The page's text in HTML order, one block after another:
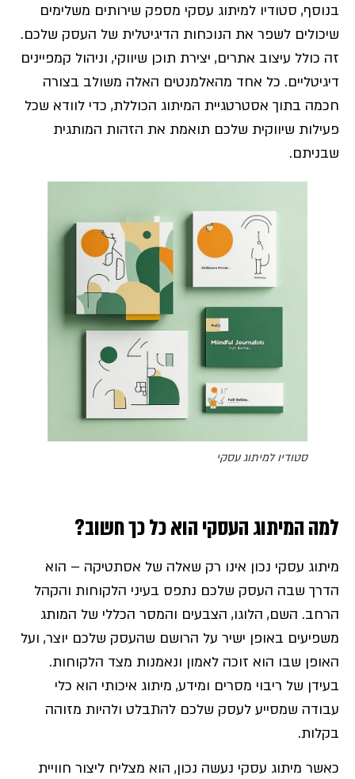
בנוסף, סטודיו למיתוג עסקי מספק שירותים משלימים
שיכולים לשפר את הנוכחות הדיגיטלית של העסק שלכם.
זה כולל עיצוב אתרים, יצירת תוכן שיווקי, וניהול קמפיינים
דיגיטליים. כל אחד מהאלמנטים האלה משולב בצורה
חכמה בתוך אסטרטגיית המיתוג הכוללת, כדי לוודא שכל
פעילות שיווקית שלכם תואמת את הזהות המותגית
שבניתם.
סטודיו למיתוג עסקי
למה המיתוג העסקי הוא כל כך חשוב?
מיתוג עסקי נכון אינו רק שאלה של אסתטיקה – הוא
הדרך שבה העסק שלכם נתפס בעיני הלקוחות והקהל
הרחב. השם, הלוגו, הצבעים והמסר הכללי של המותג
משפיעים באופן ישיר על הרושם שהעסק שלכם יוצר, ועל
האופן שבו הוא זוכה לאמון ונאמנות מצד הלקוחות.
בעידן של ריבוי מסרים ומידע, מיתוג איכותי הוא כלי
עבודה שמסייע לעסק שלכם להתבלט ולהיות מזוהה
בקלות.
כאשר מיתוג עסקי נעשה נכון, הוא מצליח ליצור חוויית